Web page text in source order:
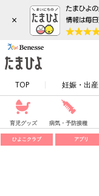
×
TOP 妊娠・出産
育児グッズ 病気・予防接種
ひよこクラブ アプリ